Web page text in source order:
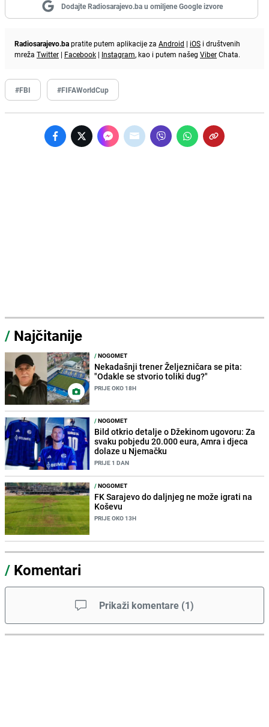
Dodajte Radiosarajevo.ba u omiljene Google izvore
Radiosarajevo.bapratite putem aplikacije za Android | iOS i društvenih
mreža Twitter | Facebook | Instagram, kao i putem našeg ViberChata.
#FBI #FIFAWorldCup
/ Najčitanije
/NOGOMET
Nekadašnji trener Željezničara se pita:
"Odakle se stvorio toliki dug?"
PRIJE OKO 18H
/NOGOMET
Bild otkrio detalje o Džekinom ugovoru: Za
svaku pobjedu 20.000 eura, Amra i djeca
dolaze u Njemačku
PRIJE 1 DAN
/NOGOMET
FK Sarajevo do daljnjeg ne može igrati na
Koševu
PRIJE OKO 13H
/ Komentari
Prikaži komentare (1)